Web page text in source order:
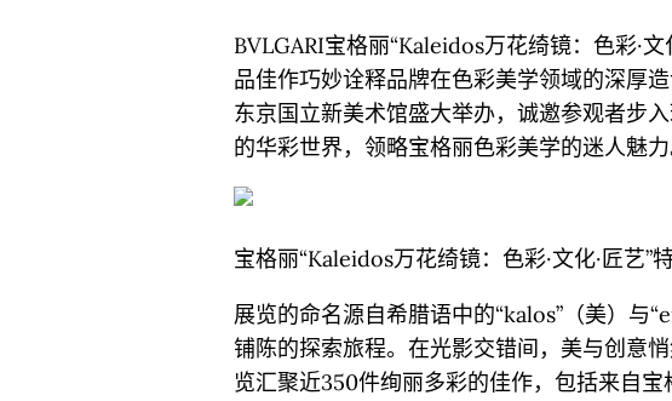
BVLGARI宝格丽“Kaleidos万花绮镜：色彩·
品佳作巧妙诠释品牌在色彩美学领域的深厚
东京国立新美术馆盛大举办，诚邀参观者步
的华彩世界，领略宝格丽色彩美学的迷人魅力
宝格丽“Kaleidos万花绮镜：色彩·文化·匠艺”
展览的命名源自希腊语中的“kalos”（美）与
铺陈的探索旅程。在光影交错间，美与创意
览汇聚近350件绚丽多彩的佳作，包括来自